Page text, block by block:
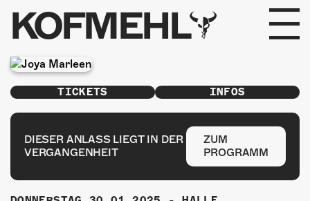
KOFMEHL
PROGRAMM
FABRIKGEFLÜSTER
GALERIE
FOTOGALERIE
TICKETS INFOS
DIESER ANLASS LIEGT IN DER
VERGANGENHEIT
ZUM
PROGRAMM